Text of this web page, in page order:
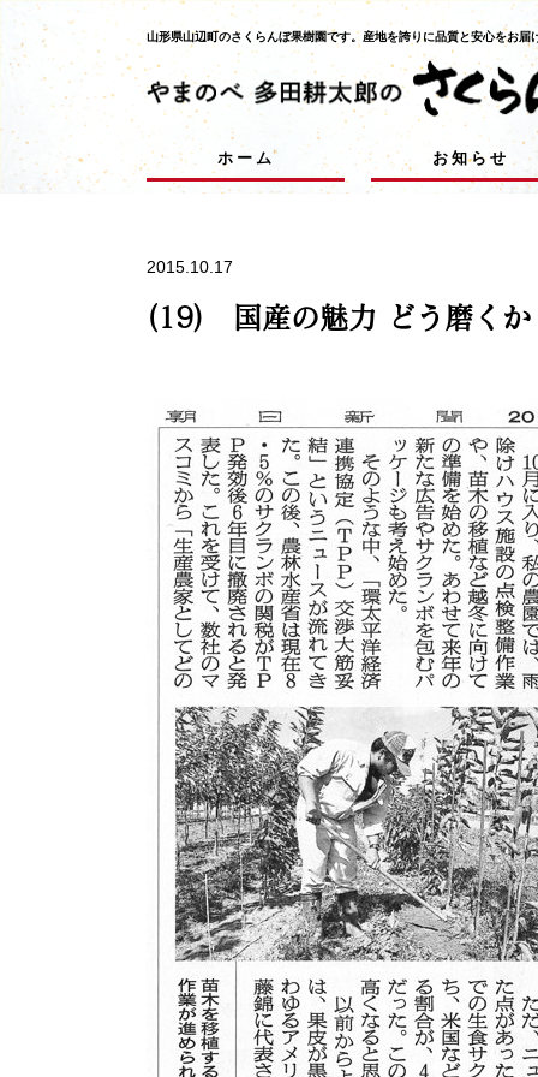
山形県山辺町のさくらんぼ果樹園です。 産地を誇りに品質と安心をお届
ホーム お知らせ
2015.10.17
(19) 国産の魅力 どう磨くか